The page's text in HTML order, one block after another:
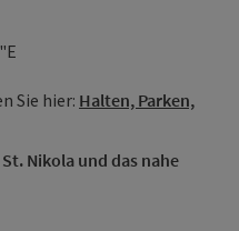
Sie hier: Halten, Parken,
Nikola und das nahe